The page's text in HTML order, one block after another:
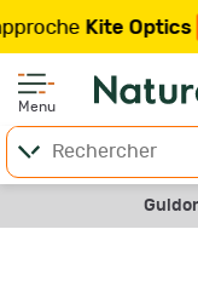
Kite Optics à
Menu